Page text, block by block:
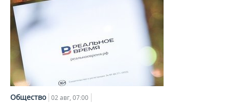
Общество 02 авг, 07:00